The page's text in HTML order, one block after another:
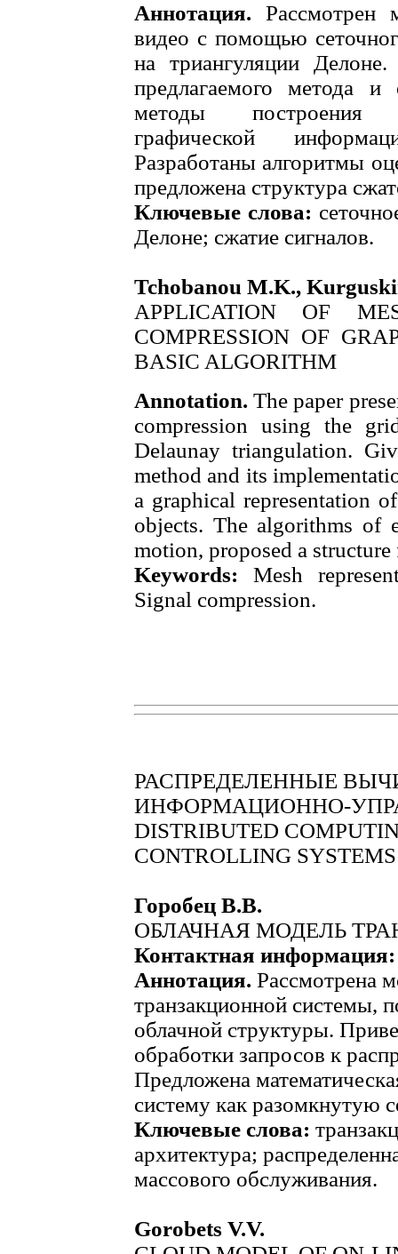
Аннотация. Рассмотрен
видео с помощью
на триангуляции
предлагаемого метода и
методы построения
графической
Разработаны алгоритмы
предложена структура
Ключевые слова:
Делоне; сжатие сигналов.
Tchobanou M.K.,
APPLICATION OF
COMPRESSION OF
BASIC ALGORITHM
Annotation. The paper
compression using the
Delaunay triangulation.
method and its
a graphical representation
objects. The algorithms of
motion, proposed a
Keywords: Mesh
Signal compression.
РАСПРЕДЕЛЕННЫЕ
ИНФОРМАЦИОННО-
DISTRIBUTED
CONTROLLING SYSTEMS
Горобец В.В.
ОБЛАЧНАЯ МОДЕЛЬ
Контактная
Аннотация. Рассмотрена
транзакционной системы,
облачной структуры.
обработки запросов к
Предложена
систему как разомкнутую
Ключевые слова:
архитектура;
массового обслуживания.
Gorobets V.V.